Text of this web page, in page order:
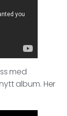
med
album. Her